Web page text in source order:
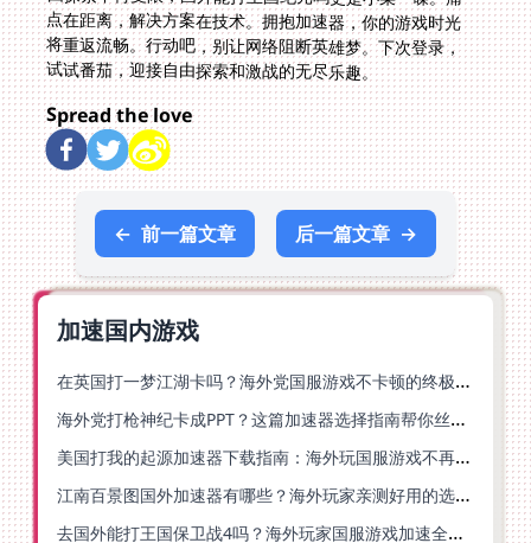
试试番茄，迎接自由探索和激战的无尽乐趣。
Spread the love
← 前一篇文章 后一篇文章 →
加速国内游戏
在英国打一梦江湖卡吗？海外党国服游戏不卡顿的终极解法
海外党打枪神纪卡成PPT？这篇加速器选择指南帮你丝滑上分
美国打我的起源加速器下载指南：海外玩国服游戏不再卡的终极方案
江南百景图国外加速器有哪些？海外玩家亲测好用的选择与避坑指南
去国外能打王国保卫战4吗？海外玩家国服游戏加速全攻略（附公主连结幻想江湖实测）